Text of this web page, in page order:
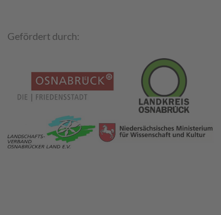
Gefördert durch: